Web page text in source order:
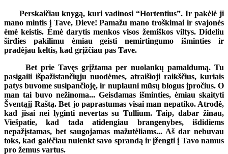
Perskaičiau knygą, kuri vadinosi “Hortentius”. Ir pakėlė ji
mano mintis į Tave, Dieve! Pamažu mano troškimai ir svajonės
ėmė keistis. Ėmė darytis menkos visos žemiškos viltys. Dideliu
širdies pakilimu ėmiau geisti nemirtingumo išminties ir
pradėjau keltis, kad grįžčiau pas Tave.
Bet prie Tavęs grįžtama per nuolankų pamaldumą. Tu
pasigaili išpažistančiųju nuodėmes, atraišioji raikščius, kuriais
patys buvome susipančioję, ir nuplauni mūsų blogus įpročius. O
man tai buvo nežinoma... Geisdamas išminties, ėmiau skaityti
Šventąjį Raštą. Bet jo paprastumas visai man nepatiko. Atrodė,
kad jisai nei lyginti nevertas su Tullium. Taip, dabar žinau,
Viešpatie, kad tada atidengiau brangenybes, išdidiems
nepažįstamas, bet saugojamas mažutėliams... Aš dar nebuvau
toks, kad galėčiau nulenkt savo sprandą ir įžengti į Tavo namus
pro žemus vartus.